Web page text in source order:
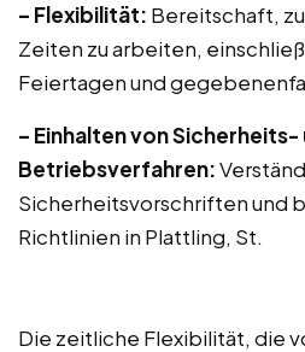
– Flexibilität: Bereitschaft,
Zeiten zu arbeiten,
Feiertagen und
– Einhalten von Sicherheits-
Betriebsverfahren:
Sicherheitsvorschriften und
Richtlinien in Plattling, St.
Die zeitliche Flexibilität, die